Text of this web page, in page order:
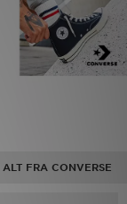
ALT FRA CONVERSE